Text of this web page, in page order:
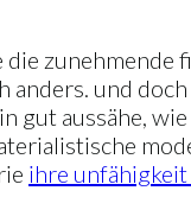
die
und
gut aussähe,
ihre